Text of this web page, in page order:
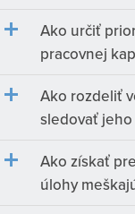
Ako určiť
pracovnej
Ako rozdeliť
sledovať
Ako získať
úlohy